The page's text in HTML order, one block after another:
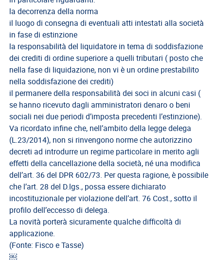
la decorrenza della norma
il luogo di consegna di eventuali atti intestati alla società
in fase di estinzione
la responsabilità del liquidatore in tema di soddisfazione
dei crediti di ordine superiore a quelli tributari ( posto che
nella fase di liquidazione, non vi è un ordine prestabilito
nella soddisfazione dei crediti)
il permanere della responsabilità dei soci in alcuni casi (
se hanno ricevuto dagli amministratori denaro o beni
sociali nei due periodi d’imposta precedenti l’estinzione).
Va ricordato infine che, nell’ambito della legge delega
(L.23/2014), non si rinvengono norme che autorizzino
decreti ad introdurre un regime particolare in merito agli
effetti della cancellazione della società, né una modifica
dell’art. 36 del DPR 602/73. Per questa ragione, è possibile
che l’art. 28 del D.lgs., possa essere dichiarato
incostituzionale per violazione dell’art. 76 Cost., sotto il
profilo dell’eccesso di delega.
La novità porterà sicuramente qualche difficoltà di
applicazione.
(Fonte: Fisco e Tasse)
￼